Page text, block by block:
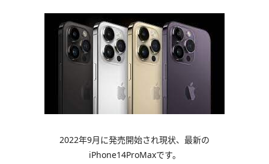
2022年9月に発売開始され現状、最新の
iPhone14ProMaxです。